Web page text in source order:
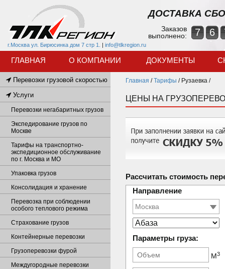
г.Москва ул. Бирюсинка дом 7 стр 1. | info@tlkregion.ru
ДОСТАВКА
Заказов
выполнено:
7 6
ГЛАВНАЯ О КОМПАНИИ ДОКУМЕНТЫ
Главная /Тарифы / Рузаевка /
ЦЕНЫ НА
Рассчитать стоимость
Направление
Параметры груза:
М3
Перевозки грузовой скоростью
Услуги
Перевозки негабаритных грузов
Экспедирование грузов по
Москве
Тарифы на транспортно-
экспедиционное обслуживание
по г. Москва и МО
Упаковка грузов
Консолидация и хранение
Перевозка при соблюдении
особого теплового режима
Страхование грузов
Контейнерные перевозки
Грузоперевозки фурой
Междугородные перевозки